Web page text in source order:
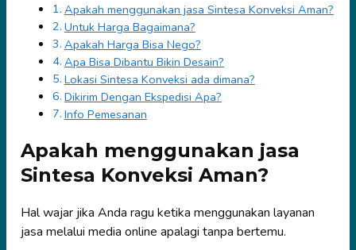
Apakah menggunakan jasa Sintesa Konveksi Aman?
Untuk Harga Bagaimana?
Apakah Harga Bisa Nego?
Apa Bisa Dibantu Bikin Desain?
Lokasi Sintesa Konveksi ada dimana?
Dikirim Dengan Ekspedisi Apa?
Info Pemesanan
Apakah menggunakan jasa
Sintesa Konveksi Aman?
Hal wajar jika Anda ragu ketika menggunakan layanan
jasa melalui media online apalagi tanpa bertemu.